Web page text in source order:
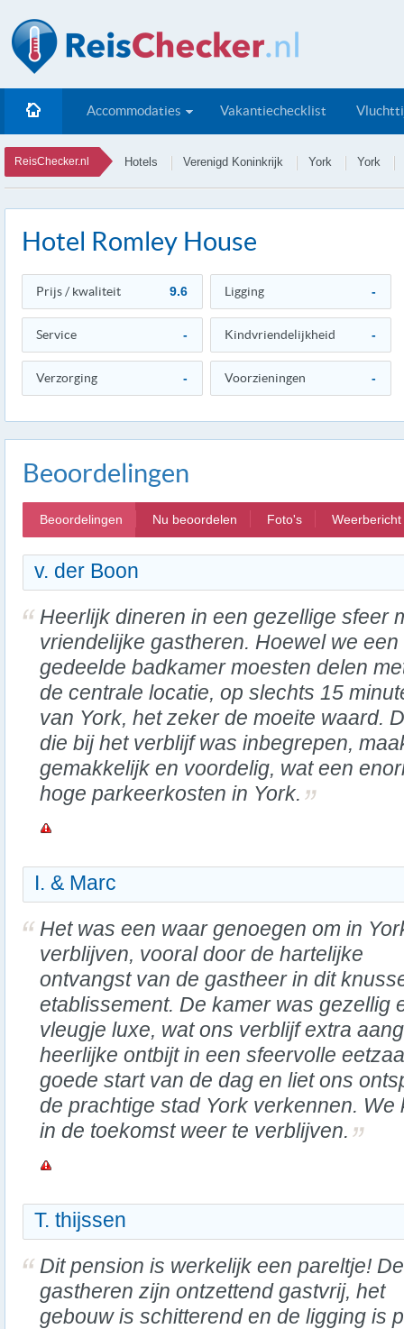
Accommodaties Vakantiechecklist
ReisChecker.nl Hotels Verenigd Koninkrijk York York
Hotel Romley House
Prijs / kwaliteit 9.6 Ligging -
Service - Kindvriendelijkheid -
Verzorging - Voorzieningen -
Beoordelingen
Beoordelingen Nu beoordelen Foto's Weerbericht
v. der Boon
Heerlijk dineren in een gezellige sfeer
vriendelijke gastheren. Hoewel we een
gedeelde badkamer moesten delen
de centrale locatie, op slechts 15
van York, het zeker de moeite waard.
die bij het verblijf was inbegrepen,
gemakkelijk en voordelig, wat een
hoge parkeerkosten in York.
I. & Marc
Het was een waar genoegen om in
verblijven, vooral door de hartelijke
ontvangst van de gastheer in dit
etablissement. De kamer was gezellig
vleugje luxe, wat ons verblijf extra
heerlijke ontbijt in een sfeervolle
goede start van de dag en liet ons
de prachtige stad York verkennen.
in de toekomst weer te verblijven.
T. thijssen
Dit pension is werkelijk een pareltje! De
gastheren zijn ontzettend gastvrij, het
gebouw is schitterend en de ligging is